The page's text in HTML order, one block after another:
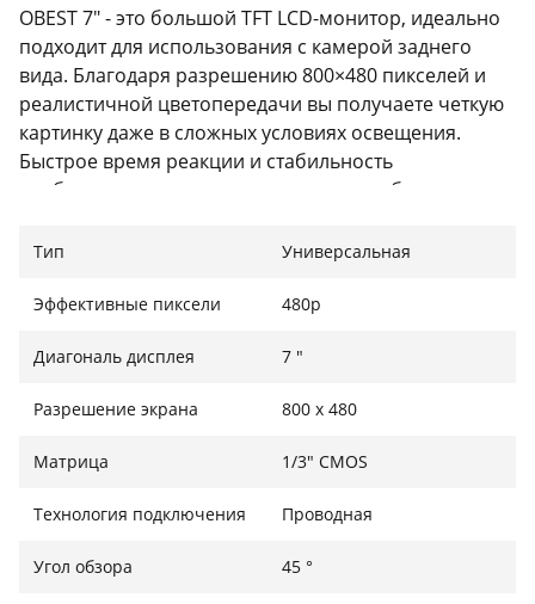
OBEST 7" - это большой TFT LCD-монитор, идеально
подходит для использования с камерой заднего
вида. Благодаря разрешению 800×480 пикселей и
реалистичной цветопередачи вы получаете четкую
картинку даже в сложных условиях освещения.
Быстрое время реакции и стабильность
изображения делают маневрирование более
Двойной видеовход для еще больше
возможностей
для внешних устройств, таких как DVD-
проигрыватель или медиацентр, а AV2
автоматически активируется при включении задней
передачи, что позволяет моментально увидеть
входит в комплект). Это решение значительно
Тип Универсальная
Эффективные пиксели 480p
Диагональ дисплея 7 "
Разрешение экрана 800 х 480
Матрица 1/3" CMOS
Технология подключения Проводная
Угол обзора 45 °